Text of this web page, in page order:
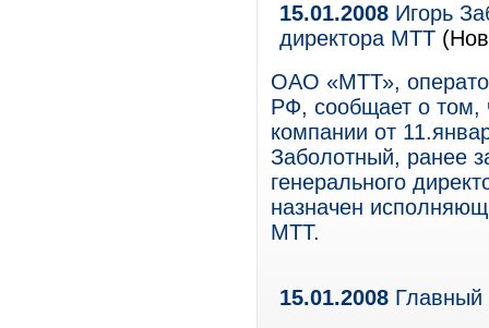
15.01.2008 Игорь
директора МТТ
ОАО «МТТ»,
РФ, сообщает о том,
компании от
Заболотный, ранее
генерального
назначен
МТТ.
15.01.2008